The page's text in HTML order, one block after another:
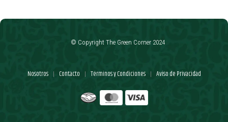
Nosotros | Contacto | Términos y Condiciones | Aviso de Privacidad
© Copyright The Green Corner 2024